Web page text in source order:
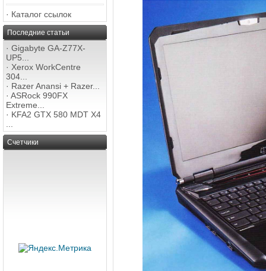
· Каталог ссылок
Последние статьи
· Gigabyte GA-Z77X-
UP5...
· Xerox WorkCentre
304...
· Razer Anansi + Razer...
· ASRock 990FX
Extreme...
· KFA2 GTX 580 MDT X4
Счетчики